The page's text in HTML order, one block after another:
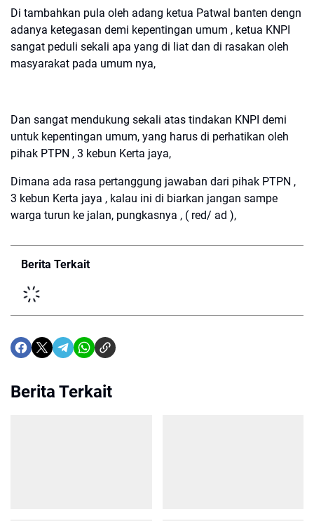
Di tambahkan pula oleh adang ketua Patwal banten dengn
adanya ketegasan demi kepentingan umum , ketua KNPI
sangat peduli sekali apa yang di liat dan di rasakan oleh
masyarakat pada umum nya,
Dan sangat mendukung sekali atas tindakan KNPI demi
untuk kepentingan umum, yang harus di perhatikan oleh
pihak PTPN , 3 kebun Kerta jaya,
Dimana ada rasa pertanggung jawaban dari pihak PTPN ,
3 kebun Kerta jaya , kalau ini di biarkan jangan sampe
warga turun ke jalan, pungkasnya , ( red/ ad ),
Berita Terkait
Berita Terkait